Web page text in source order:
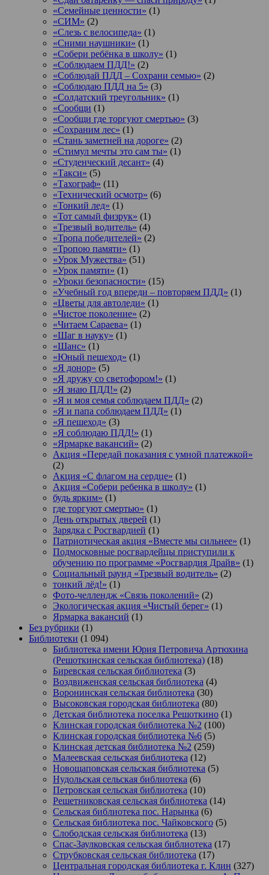
«Семейные ценности» (1)
«СИМ» (2)
«Слезь с велосипеда» (1)
«Сними наушники» (1)
«Собери ребёнка в школу» (1)
«Соблюдаем ПДД!» (2)
«Соблюдай ПДД – Сохрани семью» (2)
«Соблюдаю ПДД на 5» (3)
«Солдатский треугольник» (1)
«Сообщи (1)
«Сообщи где торгуют смертью» (3)
«Сохраним лес» (1)
«Стань заметней на дороге» (2)
«Стимул мечты это сам ты» (1)
«Студенческий десант» (4)
«Такси» (5)
«Тахограф» (11)
«Технический осмотр» (6)
«Тонкий лед» (1)
«Тот самый физрук» (1)
«Трезвый водитель» (4)
«Тропа победителей» (2)
«Тропою памяти» (1)
«Урок Мужества» (51)
«Урок памяти» (1)
«Уроки безопасности» (15)
«Учебный год впереди – повторяем ПДД» (1)
«Цветы для автоледи» (1)
«Чистое поколение» (2)
«Читаем Сараева» (1)
«Шаг в науку» (1)
«Шанс» (1)
«Юный пешеход» (1)
«Я донор» (5)
«Я дружу со светофором!» (1)
«Я знаю ПДД!» (2)
«Я и моя семья соблюдаем ПДД» (2)
«Я и папа соблюдаем ПДД» (1)
«Я пешеход» (3)
«Я соблюдаю ПДД!» (1)
«Ярмарке вакансий» (2)
Акция «Передай показания с умной платежкой»
(2)
Акция «С флагом на сердце» (1)
Акция «Собери ребенка в школу» (1)
будь ярким» (1)
где торгуют смертью» (1)
День открытых дверей (1)
Зарядка с Росгвардией (1)
Патриотическая акция «Вместе мы сильнее» (1)
Подмосковные росгвардейцы приступили к
обучению по программе «Росгвардия Драйв» (1)
Социальный раунд «Трезвый водитель» (2)
тонкий лёд!» (1)
Фото-челлендж «Связь поколений» (2)
Экологическая акция «Чистый берег» (1)
Ярмарка вакансий (1)
Без рубрики (1)
Библиотеки (1 094)
Библиотека имени Юрия Петровича Артюхина
(Решоткинская сельская библиотека) (18)
Биревская сельская библиотека (3)
Воздвиженская сельская библиотека (4)
Воронинская сельская библиотека (30)
Высоковская городская библиотека (80)
Детская библиотека поселка Решоткино (1)
Клинская городская библиотека №2 (100)
Клинская городская библиотека №6 (5)
Клинская детская библиотека №2 (259)
Малеевская сельская библиотека (12)
Новощаповская сельская библиотека (5)
Нудольская сельская библиотека (6)
Петровская сельская библиотека (10)
Решетниковская сельская библиотека (14)
Сельская библиотека пос. Нарынка (6)
Сельская библиотека пос. Чайковского (5)
Слободская сельская библиотека (13)
Спас-Заулковская сельская библиотека (17)
Струбковская сельская библиотека (17)
Центральная городская библиотека г. Клин (327)